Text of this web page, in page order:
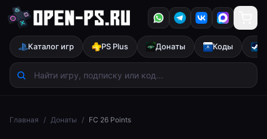
Каталог игр PS Plus Донаты Коды
Главная / Донаты / FC 26 Points